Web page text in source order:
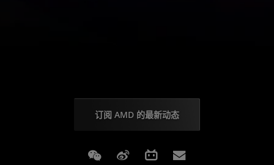
订阅 AMD 的最新动态
Weixin Weibo Bilibili